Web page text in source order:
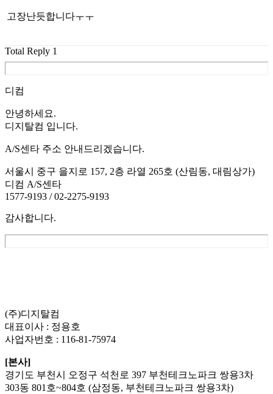
고장난듯합니다ㅜㅜ
Total Reply 1
디컴
안녕하세요.
디지탈컴 입니다.
A/S센타 주소 안내드리겠습니다.
서울시 중구 을지로 157, 2층 라열 265호 (산림동, 대림상가)
디컴 A/S센타
1577-9193 / 02-2275-9193
감사합니다.
(주)디지탈컴
대표이사 : 정용호
사업자번호 : 116-81-75974
[본사]
경기도 부천시 오정구 석천로 397 부천테크노파크 쌍용3차
303동 801호~804호 (삼정동, 부천테크노파크 쌍용3차)